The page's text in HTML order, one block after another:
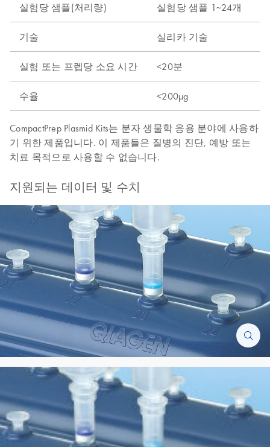
실험당 샘플(처리량) 실험당 샘플 1~24개
기술 실리카 기술
실험 또는 프렙당 소요 시간 <20분
수율 <200µg
CompactPrep Plasmid Kits는 분자 생물학 응용 분야에 사용하
기 위한 제품입니다. 이 제품들은 질병의 진단, 예방 또는
치료 목적으로 사용할 수 없습니다.
지원되는 데이터 및 수치